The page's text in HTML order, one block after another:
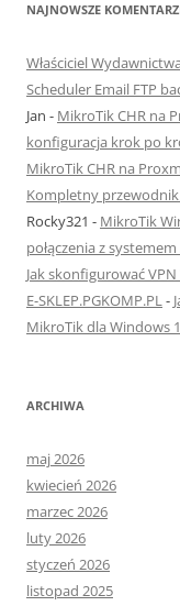
NAJNOWSZE
Właściciel
Scheduler Email FTP
Jan - MikroTik CHR na
konfiguracja krok po
MikroTik CHR na
Kompletny
Rocky321 - MikroTik
połączenia z
Jak skonfigurować
E-SKLEP.PGKOMP.PL-
MikroTik dla Windows
ARCHIWA
maj 2026
kwiecień 2026
marzec 2026
luty 2026
styczeń 2026
listopad 2025